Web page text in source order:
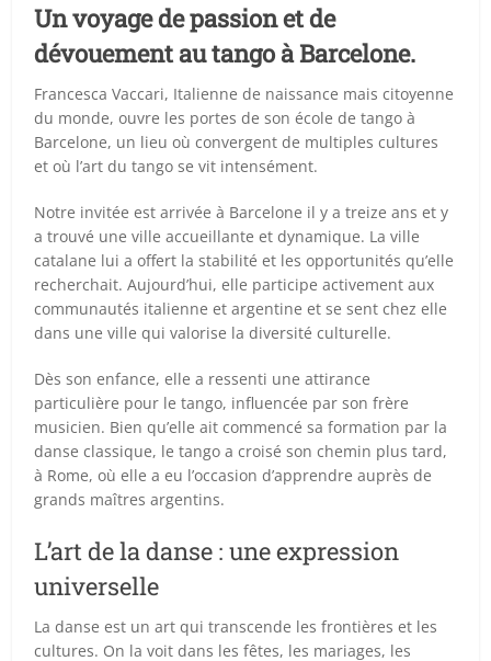
Un voyage de passion et de
dévouement au tango à Barcelone.
Francesca Vaccari, Italienne de naissance mais citoyenne
du monde, ouvre les portes de son école de tango à
Barcelone, un lieu où convergent de multiples cultures
et où l’art du tango se vit intensément.
Notre invitée est arrivée à Barcelone il y a treize ans et y
a trouvé une ville accueillante et dynamique. La ville
catalane lui a offert la stabilité et les opportunités qu’elle
recherchait. Aujourd’hui, elle participe activement aux
communautés italienne et argentine et se sent chez elle
dans une ville qui valorise la diversité culturelle.
Dès son enfance, elle a ressenti une attirance
particulière pour le tango, influencée par son frère
musicien. Bien qu’elle ait commencé sa formation par la
danse classique, le tango a croisé son chemin plus tard,
à Rome, où elle a eu l’occasion d’apprendre auprès de
grands maîtres argentins.
L’art de la danse : une expression
universelle
La danse est un art qui transcende les frontières et les
cultures. On la voit dans les fêtes, les mariages, les